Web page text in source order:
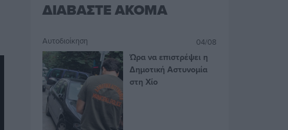
ΔΙΑΒΑΣΤΕ ΑΚΟΜΑ
Αυτοδιοίκηση 04/08
Ώρα να επιστρέψει η
Δημοτική Αστυνομία
στη Χίο